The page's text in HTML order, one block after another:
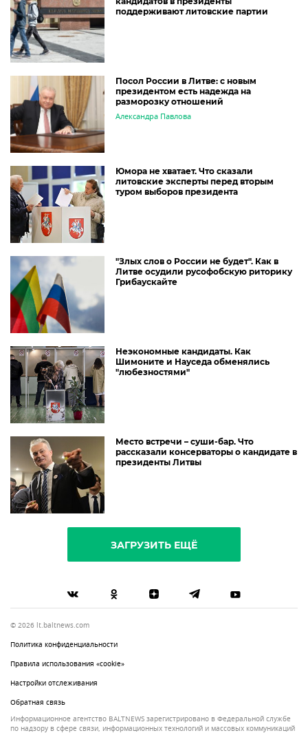
поддерживают литовские партии
Посол России в Литве: с новым
президентом есть надежда на
разморозку отношений
Александра Павлова
Юмора не хватает. Что сказали
литовские эксперты перед вторым
туром выборов президента
"Злых слов о России не будет". Как в
Литве осудили русофобскую риторику
Грибаускайте
Неэкономные кандидаты. Как
Шимоните и Науседа обменялись
"любезностями"
Место встречи – суши-бар. Что
рассказали консерваторы о кандидате в
президенты Литвы
ЗАГРУЗИТЬ ЕЩЁ
© 2026 lt.baltnews.com
Политика конфиденциальности
Правила использования «cookie»
Настройки отслеживания
Обратная связь
Информационное агентство BALTNEWS зарегистрировано в Федеральной службе
по надзору в сфере связи, информационных технологий и массовых коммуникаций